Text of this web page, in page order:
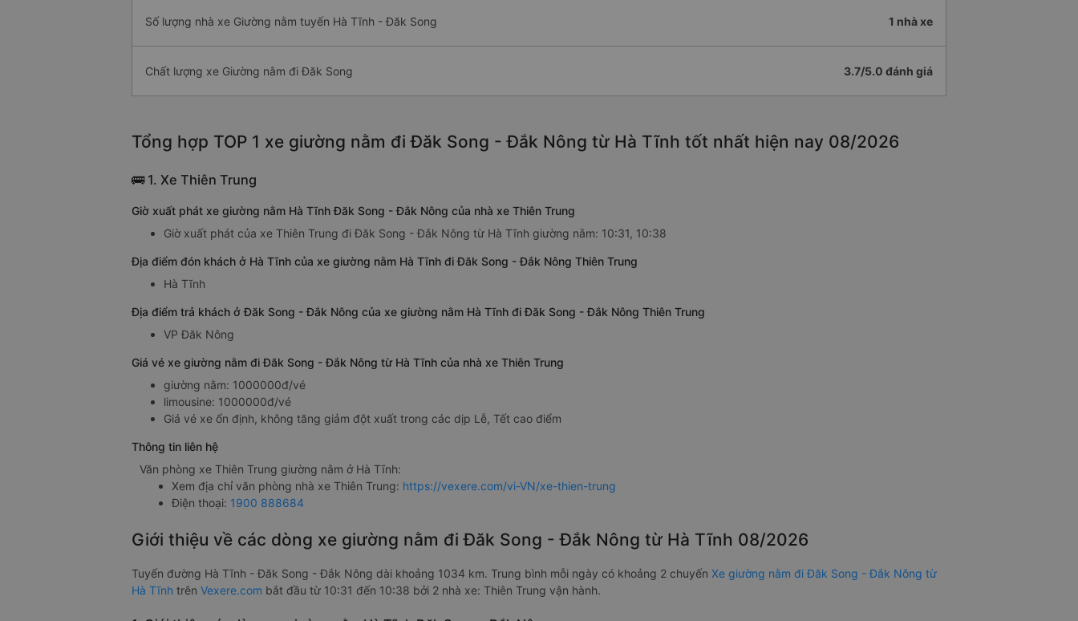
Số lượng nhà xe Giường nằm tuyến Hà Tĩnh - Đăk Song 1 nhà xe
Chất lượng xe Giường nằm đi Đăk Song 3.7/5.0 đánh giá
Tổng hợp TOP 1 xe giường nằm đi Đăk Song - Đắk Nông từ Hà Tĩnh tốt nhất hiện nay 08/2026
🚌 1. Xe Thiên Trung
Giờ xuất phát xe giường nằm Hà Tĩnh Đăk Song - Đắk Nông của nhà xe Thiên Trung
Giờ xuất phát của xe Thiên Trung đi Đăk Song - Đắk Nông từ Hà Tĩnh giường nằm: 10:31, 10:38
Địa điểm đón khách ở Hà Tĩnh của xe giường nằm Hà Tĩnh đi Đăk Song - Đắk Nông Thiên Trung
Hà Tĩnh
Địa điểm trả khách ở Đăk Song - Đắk Nông của xe giường nằm Hà Tĩnh đi Đăk Song - Đắk Nông Thiên Trung
VP Đăk Nông
Giá vé xe giường nằm đi Đăk Song - Đắk Nông từ Hà Tĩnh của nhà xe Thiên Trung
giường nằm: 1000000đ/vé
limousine: 1000000đ/vé
Giá vé xe ổn định, không tăng giảm đột xuất trong các dịp Lễ, Tết cao điểm
Thông tin liên hệ
Văn phòng xe Thiên Trung giường nằm ở Hà Tĩnh:
Xem địa chỉ văn phòng nhà xe Thiên Trung: https://vexere.com/vi-VN/xe-thien-trung
Điện thoại: 1900 888684
Giới thiệu về các dòng xe giường nằm đi Đăk Song - Đắk Nông từ Hà Tĩnh 08/2026
Tuyến đường Hà Tĩnh - Đăk Song - Đắk Nông dài khoảng 1034 km. Trung bình mỗi ngày có khoảng 2 chuyến Xe giường nằm đi Đăk Song - Đắk Nông từ
Hà Tĩnh trên Vexere.com bắt đầu từ 10:31 đến 10:38 bởi 2 nhà xe: Thiên Trung vận hành.